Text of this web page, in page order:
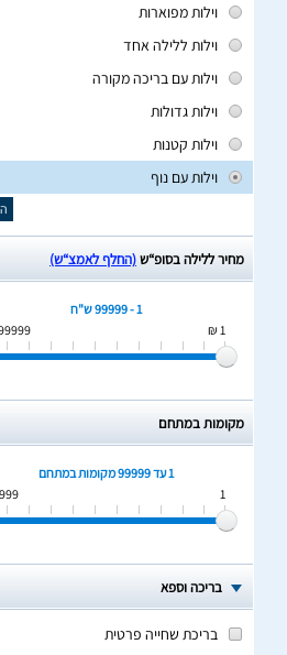
וילות מפוארות
וילות ללילה אחד
וילות עם בריכה מקורה
וילות גדולות
וילות קטנות
וילות עם נוף
מחיר ללילה בסופ“ש(החלף לאמצ“ש)
1 - 99999 ש"ח
1 ₪
₪
מקומות במתחם
1 עד 99999
מקומות במתחם
1
בריכה וספא
בריכת שחייה פרטית